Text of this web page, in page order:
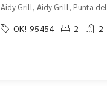
Aidy Grill, Aidy Grill, Punta
OK!-95454 2 2